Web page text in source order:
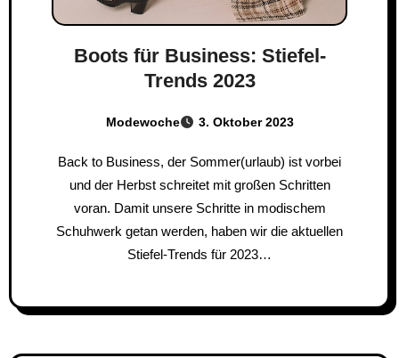
Boots für Business: Stiefel-
Trends 2023
Modewoche 3. Oktober 2023
Back to Business, der Sommer(urlaub) ist vorbei
und der Herbst schreitet mit großen Schritten
voran. Damit unsere Schritte in modischem
Schuhwerk getan werden, haben wir die aktuellen
Stiefel-Trends für 2023…